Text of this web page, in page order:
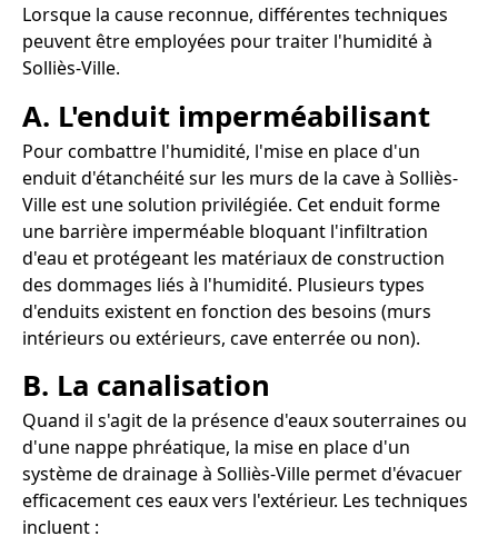
Lorsque la cause reconnue, différentes techniques
peuvent être employées pour traiter l'humidité à
Solliès-Ville.
A. L'enduit imperméabilisant
Pour combattre l'humidité, l'mise en place d'un
enduit d'étanchéité sur les murs de la cave à Solliès-
Ville est une solution privilégiée. Cet enduit forme
une barrière imperméable bloquant l'infiltration
d'eau et protégeant les matériaux de construction
des dommages liés à l'humidité. Plusieurs types
d'enduits existent en fonction des besoins (murs
intérieurs ou extérieurs, cave enterrée ou non).
B. La canalisation
Quand il s'agit de la présence d'eaux souterraines ou
d'une nappe phréatique, la mise en place d'un
système de drainage à Solliès-Ville permet d'évacuer
efficacement ces eaux vers l'extérieur. Les techniques
incluent :